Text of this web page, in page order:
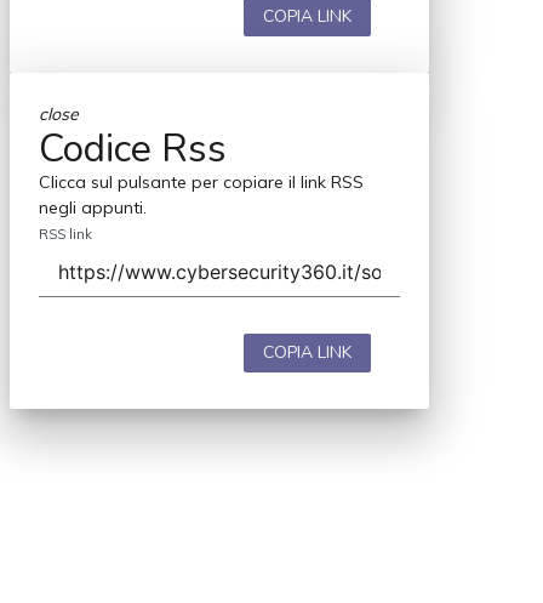
COPIA LINK
close
Codice Rss
Clicca sul pulsante per copiare il link RSS
negli appunti.
RSS link
COPIA LINK